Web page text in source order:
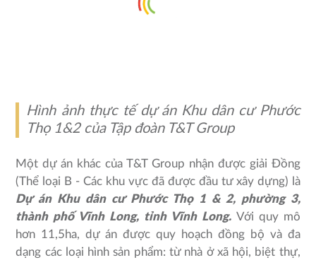
Hình ảnh thực tế dự án Khu dân cư Phước
Thọ 1&2 của Tập đoàn T&T Group
Một dự án khác của T&T Group nhận được giải Đồng
(Thể loại B - Các khu vực đã được đầu tư xây dựng) là
Dự án Khu dân cư Phước Thọ 1 & 2, phường 3,
thành phố Vĩnh Long, tỉnh Vĩnh Long. Với quy mô
hơn 11,5ha, dự án được quy hoạch đồng bộ và đa
dạng các loại hình sản phẩm: từ nhà ở xã hội, biệt thự,